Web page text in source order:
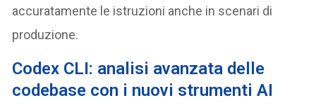
accuratamente le istruzioni anche in scenari di
produzione.
Codex CLI: analisi avanzata delle
codebase con i nuovi strumentiAI